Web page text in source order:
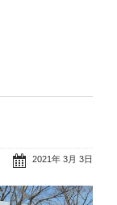
2021年 3月 3日